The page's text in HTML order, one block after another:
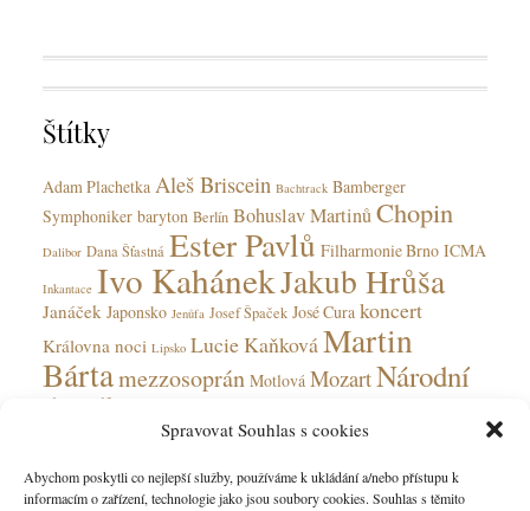
Spravovat Souhlas s cookies
Abychom poskytli co nejlepší služby, používáme k ukládání a/nebo přístupu k
informacím o zařízení, technologie jako jsou soubory cookies. Souhlas s těmito
e
r
e
s
g
s
Štítky
Adam Plachetka Aleš Briscein Bachtrack Bamberger
Symphoniker baryton Berlín Bohuslav MartinůChopin
Dalibor Dana Šťastná Ester Pavlů Filharmonie Brno ICMA
Inkantace Ivo KahánekJakub Hrůša
Janáček Japonsko Jenůfa Josef Špaček José Cura koncert
Královna noci Lipsko Lucie KaňkováMartin
Bártamezzosoprán Motlová MozartNárodní
divadlo
Ohnivý andělOlga Jelínková
Ostrava Peter Valentovič Prokofjev Rudolfinum
Saarbrücken soprán Státní opera tenorista Verdi Česká